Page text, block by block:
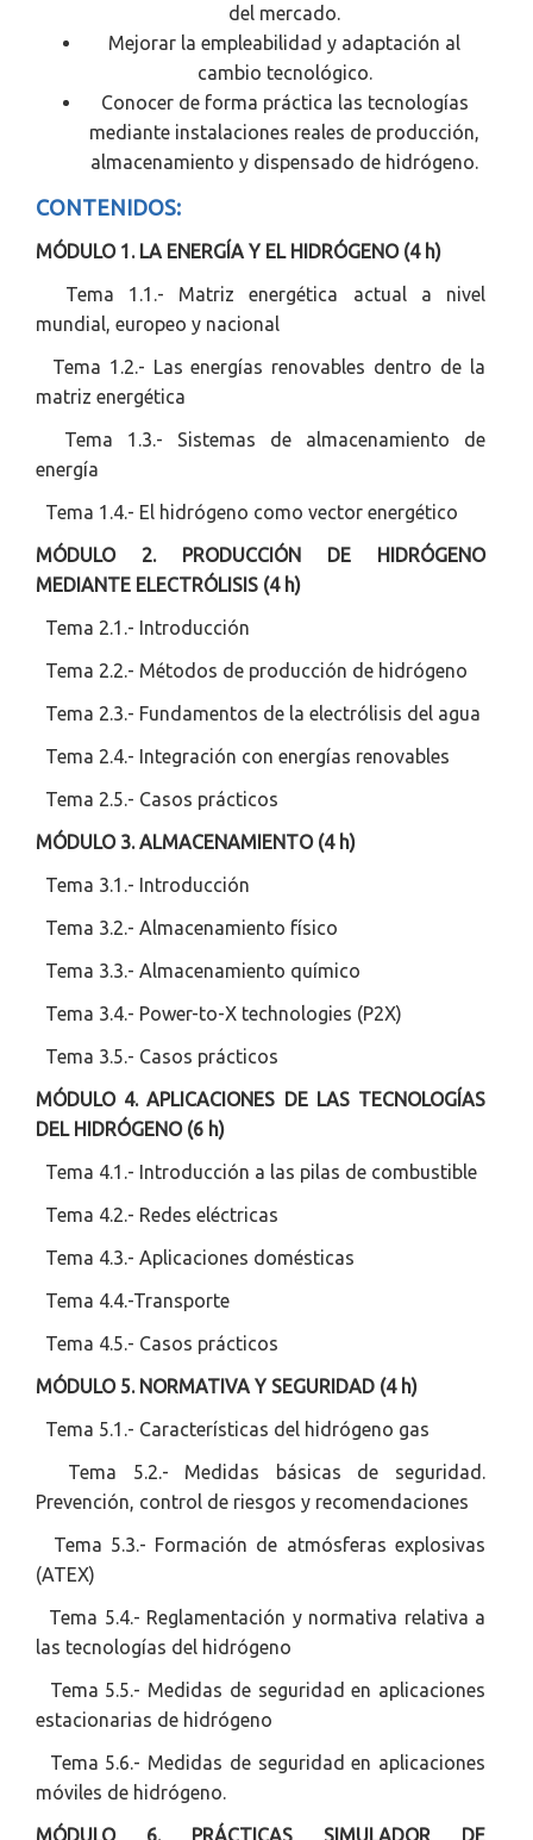
del mercado.
Mejorar la empleabilidad y adaptación al
cambio tecnológico.
Conocer de forma práctica las tecnologías
mediante instalaciones reales de producción,
almacenamiento y dispensado de hidrógeno.
CONTENIDOS:
MÓDULO 1. LA ENERGÍA Y EL HIDRÓGENO (4 h)
Tema 1.1.- Matriz energética actual a nivel
mundial, europeo y nacional
Tema 1.2.- Las energías renovables dentro de la
matriz energética
Tema 1.3.- Sistemas de almacenamiento de
energía
Tema 1.4.- El hidrógeno como vector energético
MÓDULO 2. PRODUCCIÓN DE HIDRÓGENO
MEDIANTE ELECTRÓLISIS (4 h)
Tema 2.1.- Introducción
Tema 2.2.- Métodos de producción de hidrógeno
Tema 2.3.- Fundamentos de la electrólisis del agua
Tema 2.4.- Integración con energías renovables
Tema 2.5.- Casos prácticos
MÓDULO 3. ALMACENAMIENTO (4 h)
Tema 3.1.- Introducción
Tema 3.2.- Almacenamiento físico
Tema 3.3.- Almacenamiento químico
Tema 3.4.- Power-to-X technologies (P2X)
Tema 3.5.- Casos prácticos
MÓDULO 4. APLICACIONES DE LAS TECNOLOGÍAS
DEL HIDRÓGENO (6 h)
Tema 4.1.- Introducción a las pilas de combustible
Tema 4.2.- Redes eléctricas
Tema 4.3.- Aplicaciones domésticas
Tema 4.4.-Transporte
Tema 4.5.- Casos prácticos
MÓDULO 5. NORMATIVA Y SEGURIDAD (4 h)
Tema 5.1.- Características del hidrógeno gas
Tema 5.2.- Medidas básicas de seguridad.
Prevención, control de riesgos y recomendaciones
Tema 5.3.- Formación de atmósferas explosivas
(ATEX)
Tema 5.4.- Reglamentación y normativa relativa a
las tecnologías del hidrógeno
Tema 5.5.- Medidas de seguridad en aplicaciones
estacionarias de hidrógeno
Tema 5.6.- Medidas de seguridad en aplicaciones
móviles de hidrógeno.
MÓDULO 6. PRÁCTICAS SIMULADOR DE